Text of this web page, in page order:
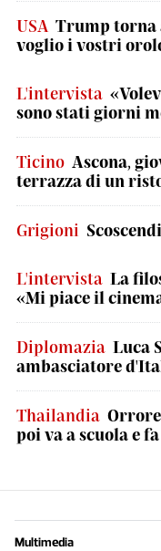
USA Trump torna
voglio i vostri
L'intervista
sono stati giorni
Ticino Ascona,
terrazza di un
Grigioni
L'intervista La
«Mi piace il
Diplomazia Luca
ambasciatore
Thailandia
poi va a scuola e
Multimedia